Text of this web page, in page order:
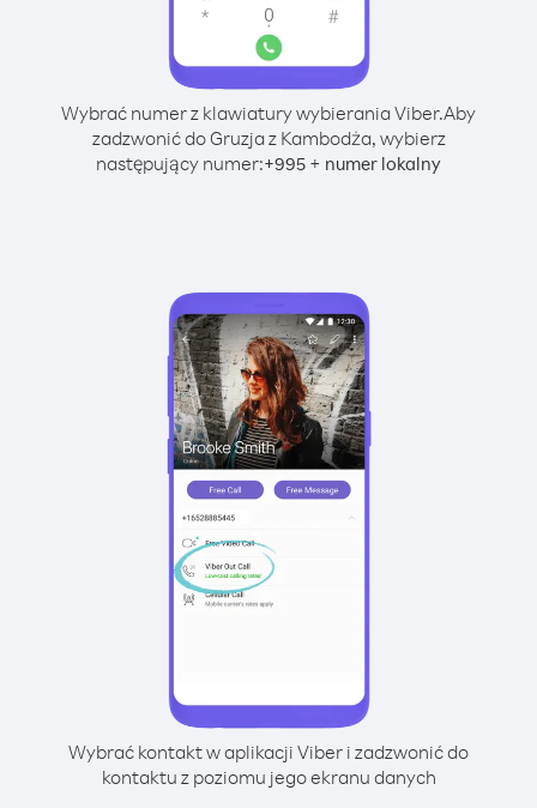
Wybrać numer z klawiatury wybierania Viber.Aby
zadzwonić do Gruzja z Kambodża, wybierz
następujący numer:+995 + numer lokalny
Wybrać kontakt w aplikacji Viber i zadzwonić do
kontaktu z poziomu jego ekranu danych